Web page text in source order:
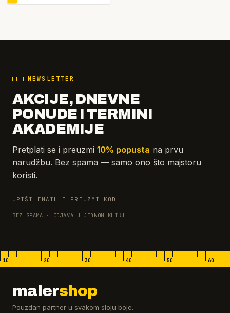
NEWSLETTER
AKCIJE, DNEVNE
PONUDE I TERMINI
AKADEMIJE
Pretplati se i preuzmi 10% popusta na prvu
narudžbu. Bez spama — samo ono što majstoru
koristi.
UPIŠI EMAIL I PREUZMI KOD
BEZ SPAMA · ODJAVA U JEDNOM KLIKU
10 20 30 40 50 60
malershop
Pouzdan partner u svakom sloju boje.